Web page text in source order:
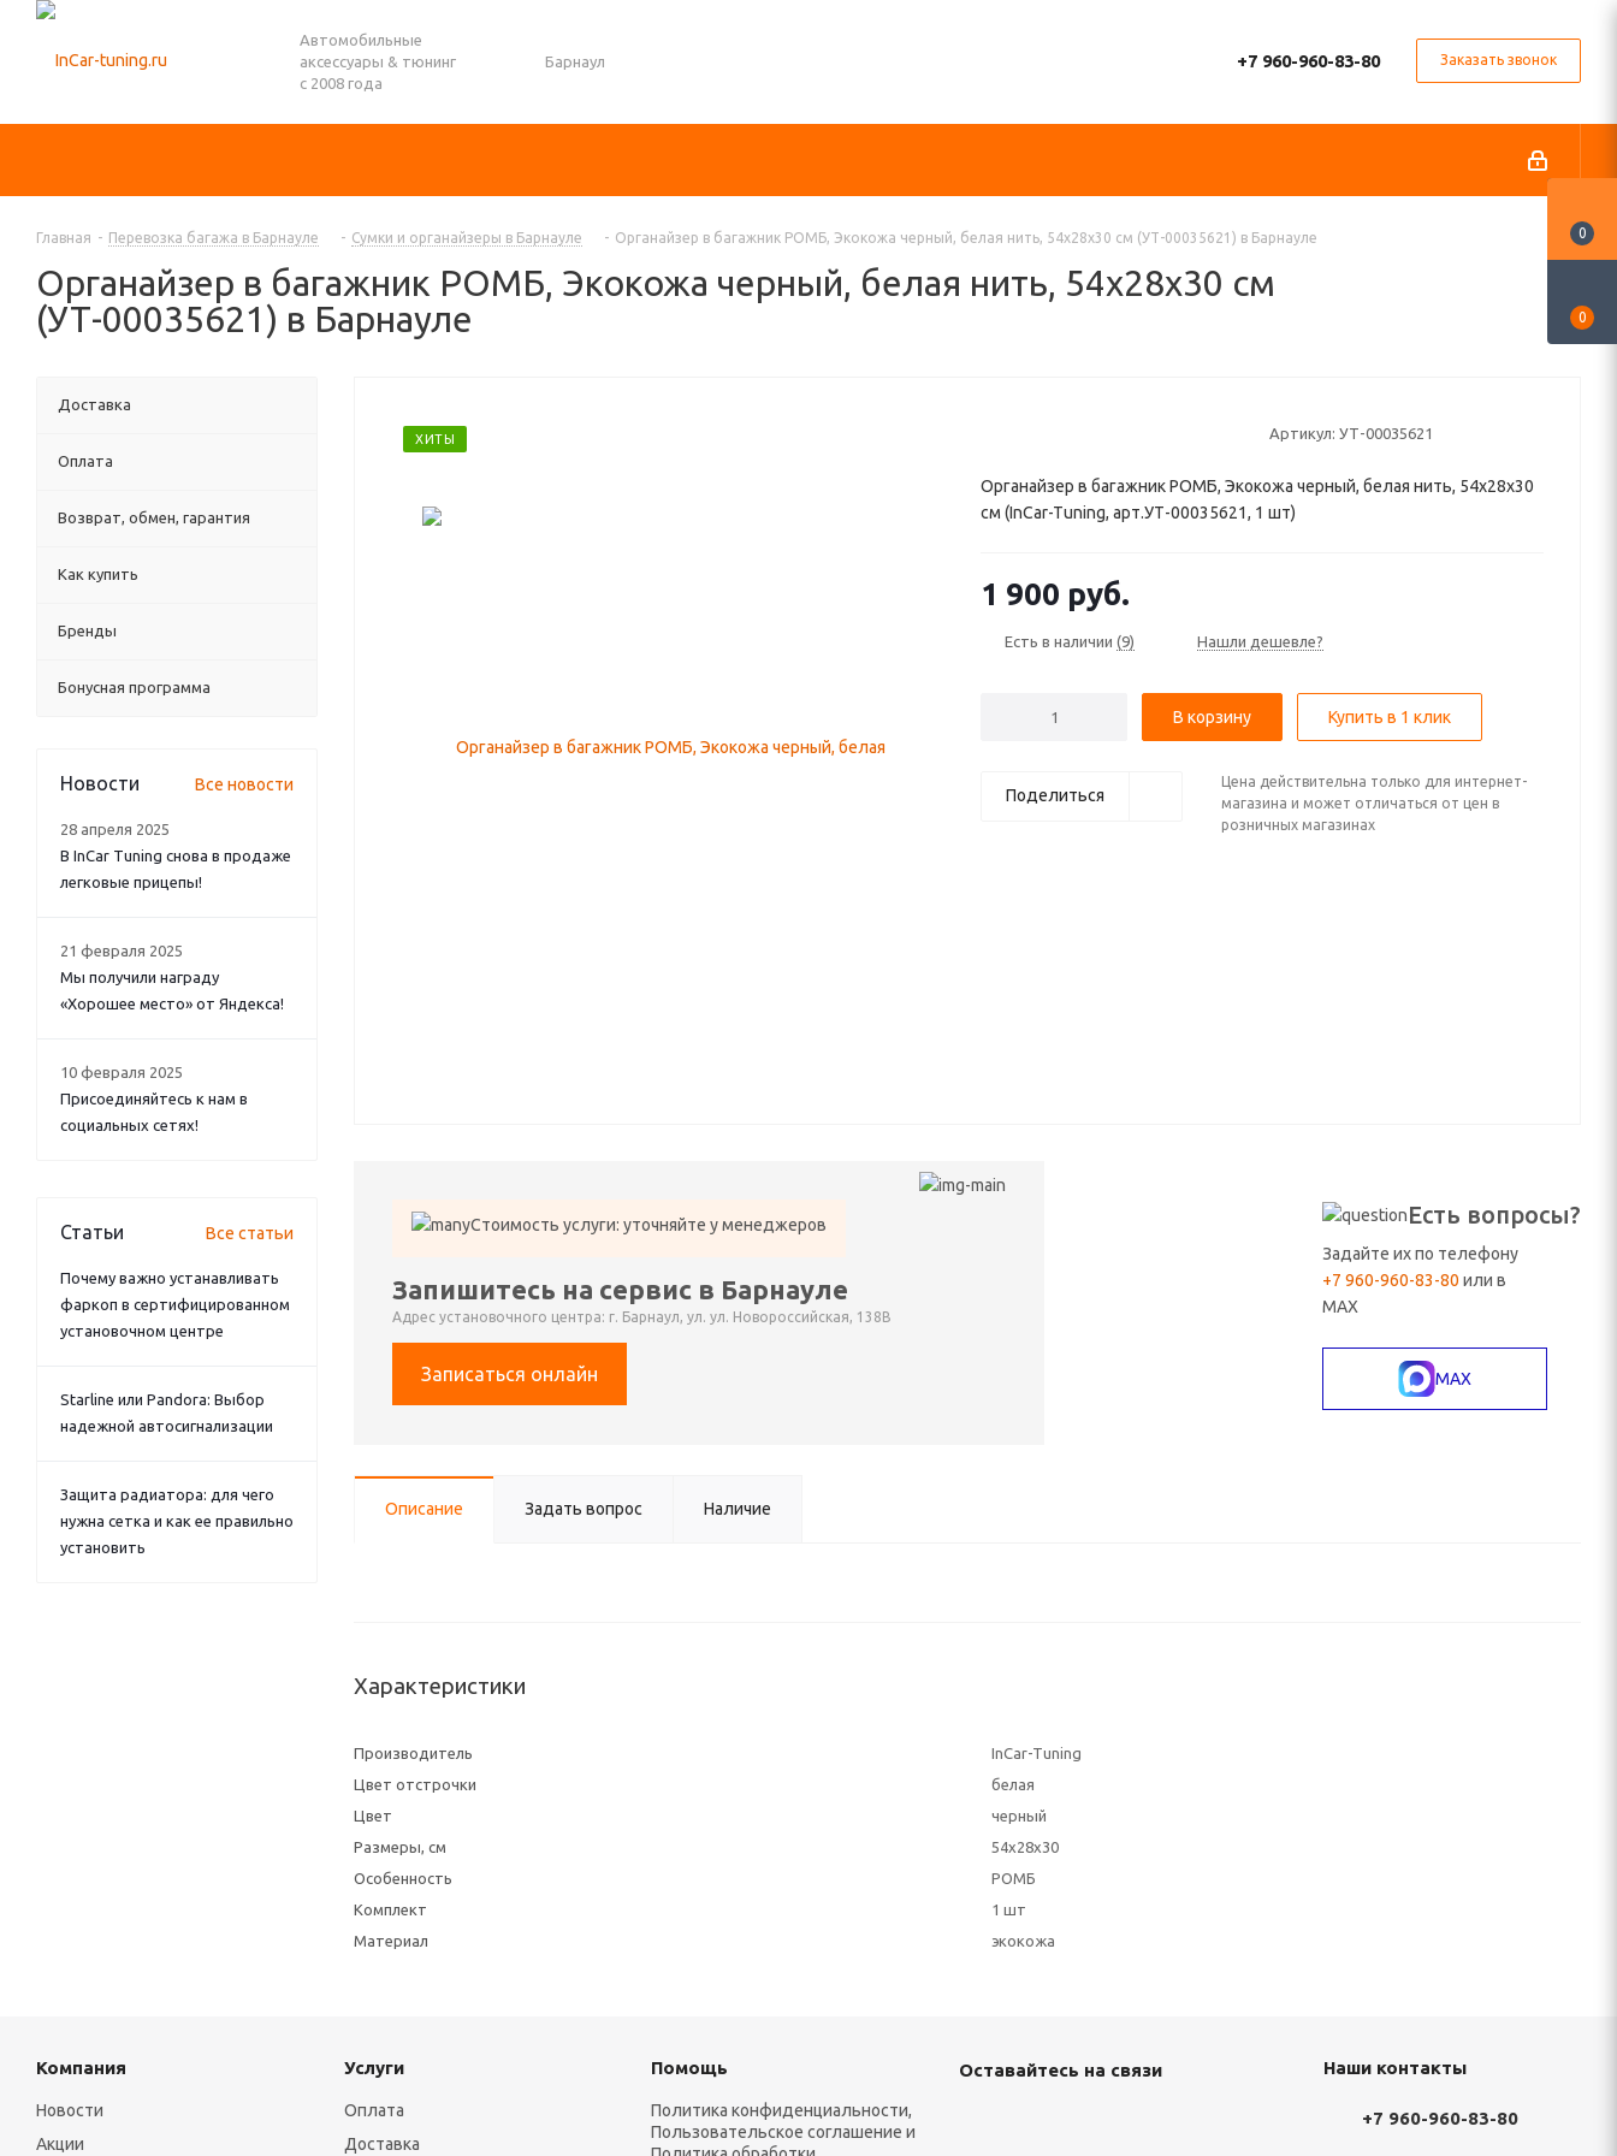
Автомобильные
аксессуары & тюнинг
с 2008 года
Барнаул +7 960-960-83-80 Заказать звонок
Главная - Перевозка багажа в Барнауле - Сумки и органайзеры в Барнауле - Органайзер в багажник РОМБ, Экокожа черный, белая нить, 54x28x30 см (УТ-00035621) в Барнауле
Органайзер в багажник РОМБ, Экокожа черный, белая нить, 54x28x30 см
(УТ-00035621) в Барнауле
ХИТЫ Артикул: УТ-00035621
Органайзер в багажник РОМБ, Экокожа черный, белая нить, 54x28x30
см (InCar-Tuning, арт.УТ-00035621, 1 шт)
1 900 руб.
Есть в наличии (9) Нашли дешевле?
В корзину Купить в 1 клик
Поделиться
Цена действительна только для интернет-
магазина и может отличаться от цен в
розничных магазинах
Стоимость услуги: уточняйте у менеджеров
Запишитесь на сервис в Барнауле
Адрес установочного центра: г. Барнаул, ул. ул. Новороссийская, 138В
Записаться онлайн
Есть вопросы?
Задайте их по телефону
+7 960-960-83-80 или в
MAX
MAX
Описание Задать вопрос Наличие
Характеристики
Производитель
InCar-Tuning
Цвет отстрочки
белая
Цвет
черный
Размеры, см
54x28x30
Особенность
РОМБ
Комплект
1 шт
Материал
экокожа
Доставка
Оплата
Возврат, обмен, гарантия
Как купить
Бренды
Бонусная программа
Новости Все новости
28 апреля 2025
В InCar Tuning снова в продаже
легковые прицепы!
21 февраля 2025
Мы получили награду
«Хорошее место» от Яндекса!
10 февраля 2025
Присоединяйтесь к нам в
социальных сетях!
Статьи Все статьи
Почему важно устанавливать
фаркоп в сертифицированном
установочном центре
Starline или Pandora: Выбор
надежной автосигнализации
Защита радиатора: для чего
нужна сетка и как ее правильно
установить
Компания
Новости
Акции
Услуги
Оплата
Доставка
Помощь
Политика конфиденциальности,
Пользовательское соглашение и
Оставайтесь на связи Наши контакты
+7 960-960-83-80
0
0